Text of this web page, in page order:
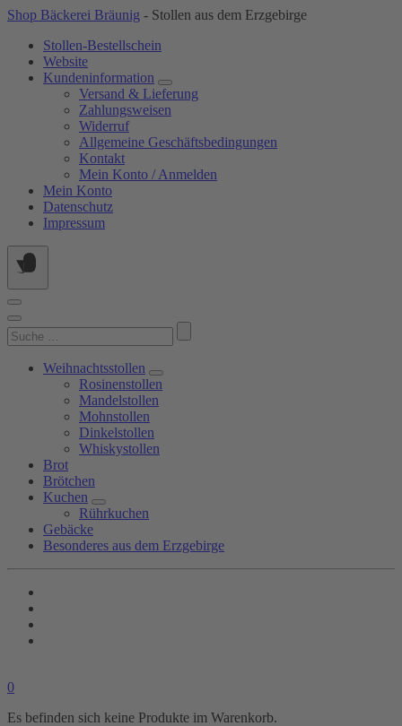
Springe
Inhalt
Shop Bäckerei Bräunig - Stollen aus dem Erzgebirge
Stollen-Bestellschein
Website
Kundeninformation
Versand & Lieferung
Zahlungsweisen
Widerruf
Allgemeine Geschäftsbedingungen
Kontakt
Mein Konto / Anmelden
Mein Konto
Datenschutz
Impressum
Suchen
nach:
Weihnachtsstollen
Rosinenstollen
Mandelstollen
Mohnstollen
Dinkelstollen
Whiskystollen
Brot
Brötchen
Kuchen
Rührkuchen
Gebäcke
Besonderes aus dem Erzgebirge
0
Es befinden sich keine Produkte im Warenkorb.